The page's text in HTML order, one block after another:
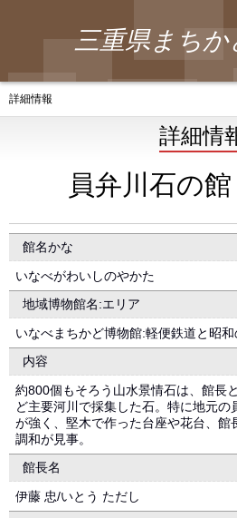
三重県まち
詳細情報
詳細情
員弁川石の館
館名かな
いなべがわいしのやかた
地域博物館名:エリア
いなべまちかど博物館:軽便鉄道と昭
内容
約800個もそろう山水景情石は、館長
ど主要河川で採集した石。特に地元
が強く、堅木で作った台座や花台、館
調和が見事。
館長名
伊藤 忠/いとう ただし